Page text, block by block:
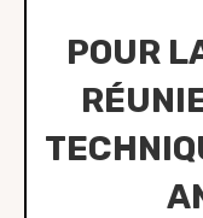
POUR